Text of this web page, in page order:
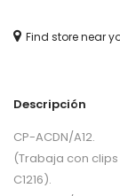
Find store near
Descripción
CP-ACDN/A12.
(Trabaja con clips
C1216).